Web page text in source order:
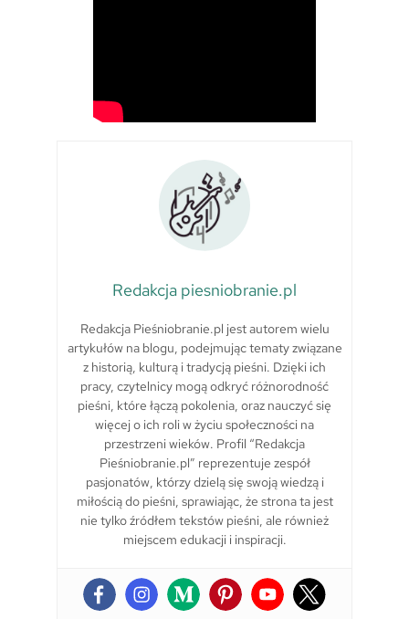
Redakcja piesniobranie.pl
Redakcja Pieśniobranie.pl jest autorem wielu
artykułów na blogu, podejmując tematy związane
z historią, kulturą i tradycją pieśni. Dzięki ich
pracy, czytelnicy mogą odkryć różnorodność
pieśni, które łączą pokolenia, oraz nauczyć się
więcej o ich roli w życiu społeczności na
przestrzeni wieków. Profil “Redakcja
Pieśniobranie.pl” reprezentuje zespół
pasjonatów, którzy dzielą się swoją wiedzą i
miłością do pieśni, sprawiając, że strona ta jest
nie tylko źródłem tekstów pieśni, ale również
miejscem edukacji i inspiracji.